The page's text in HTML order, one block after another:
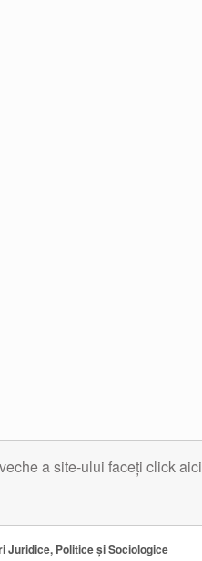
a site-ului faceți click aici
Juridice, Politice și Sociologice